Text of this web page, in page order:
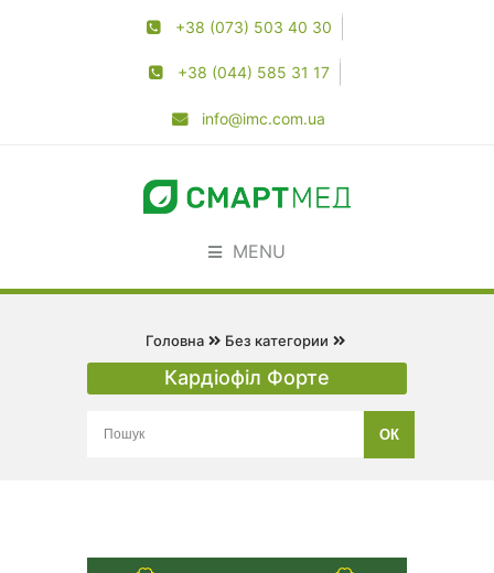
+38 (073) 503 40 30
+38 (044) 585 31 17
info@imc.com.ua
MENU
Головна Без категории
Кардіофіл Форте